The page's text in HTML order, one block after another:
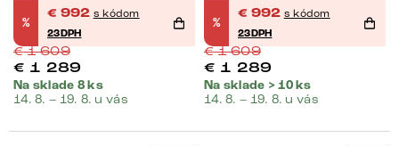
%
€ 992 s kódom
23DPH
€1 609
€ 1 289
Na sklade 8 ks
14. 8. – 19. 8. u vás
%
€ 992 s kódom
23DPH
€1 609
€ 1 289
Na sklade > 10 ks
14. 8. – 19. 8. u vás